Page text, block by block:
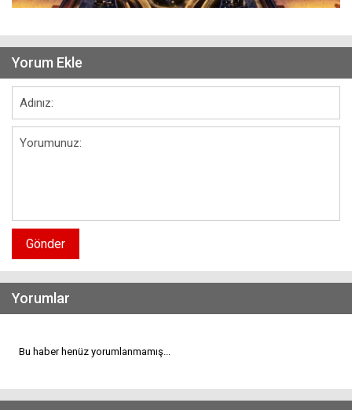
Yorum Ekle
Gönder
Yorumlar
Bu haber henüz yorumlanmamış...